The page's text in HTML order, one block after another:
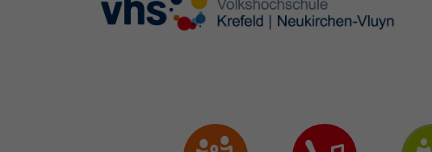
Skip to main content
Skip to page footer